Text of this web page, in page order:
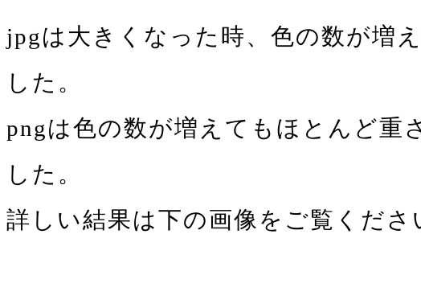
jpgは大きくなった時、色の数が増
した。
pngは色の数が増えてもほとんど重
した。
詳しい結果は下の画像をご覧くださ